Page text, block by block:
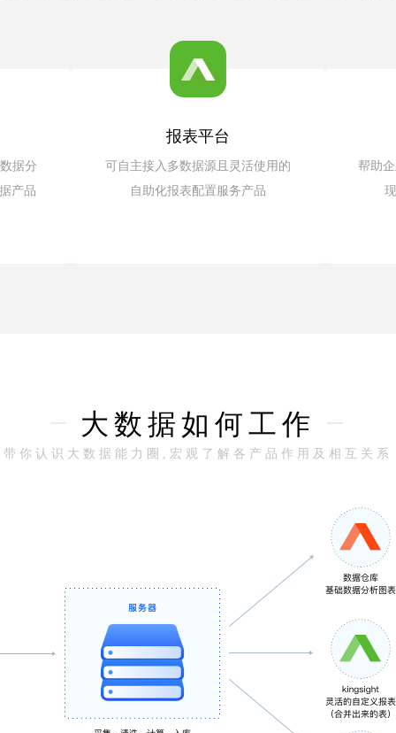
据分
产品
报表平台
可自主接入多数据源且灵活使用的
自助化报表配置服务产品
帮助
大数据如何工作
带你认识大数据能力圈,宏观了解各产品作用及相互关系